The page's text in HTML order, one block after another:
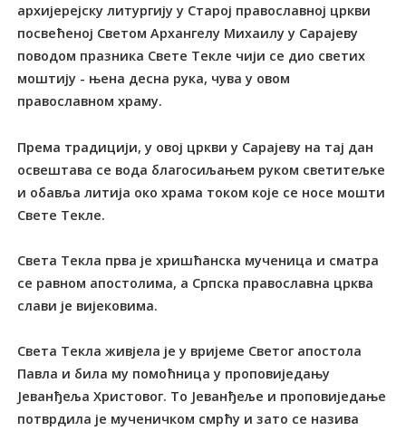
архијерејску литургију у Старој православној цркви
посвећеној Светом Архангелу Михаилу у Сарајеву
поводом празника Свете Текле чији се дио светих
моштију - њена десна рука, чува у овом
православном храму.
Према традицији, у овој цркви у Сарајеву на тај дан
освештава се вода благосиљањем руком светитељке
и обавља литија око храма током које се носе мошти
Свете Текле.
Света Текла прва је хришћанска мученица и сматра
се равном апостолима, а Српска православна црква
слави је вијековима.
Света Текла живјела је у вријеме Светог апостола
Павла и била му помоћница у проповиједању
Јеванђеља Христовог. То Јеванђеље и проповиједање
потврдила је мученичком смрћу и зато се назива